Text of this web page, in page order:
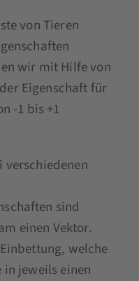
von Tieren
wir mit Hilfe von
Eigenschaft für
-1 bis +1
verschiedenen
sind
einen Vektor.
welche
jeweils einen